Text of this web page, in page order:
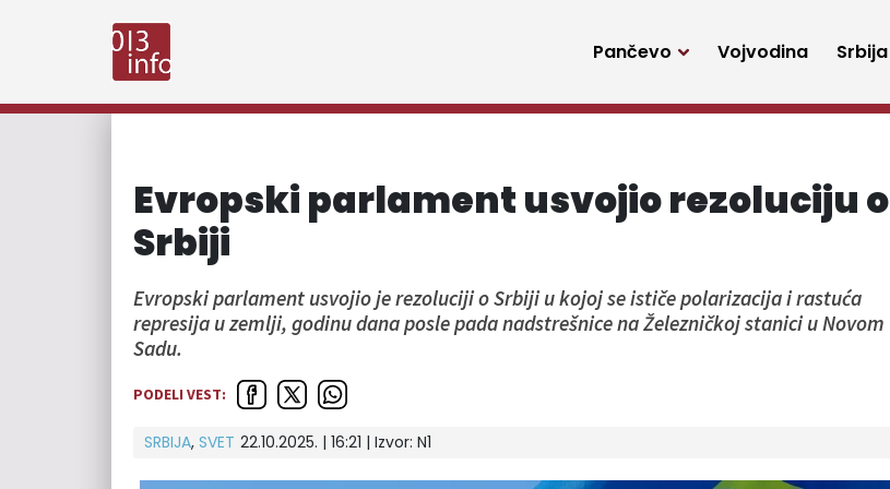
Pančevo Vojvodina Srbija
Evropski parlament usvojio rezoluciju o
Srbiji
Evropski parlament usvojio je rezoluciji o Srbiji u kojoj se ističe polarizacija i rastuća
represija u zemlji, godinu dana posle pada nadstrešnice na Železničkoj stanici u Novom
Sadu.
PODELI VEST:
SRBIJA, SVET 22.10.2025. | 16:21 | Izvor: N1